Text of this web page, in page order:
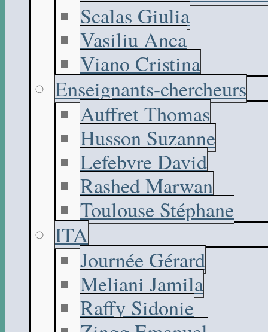
Scalas Giulia
Vasiliu Anca
Viano Cristina
Enseignants-chercheurs
Auffret Thomas
Husson Suzanne
Lefebvre David
Rashed Marwan
Toulouse Stéphane
ITA
Journée Gérard
Meliani Jamila
Raffy Sidonie